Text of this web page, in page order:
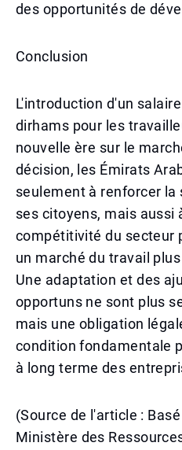
des opportunités de
Conclusion
L'introduction d'un
dirhams pour les
nouvelle ère sur le
décision, les Émirats
seulement à renforcer
ses citoyens, mais aussi
compétitivité du secteur
un marché du travail
Une adaptation et des
opportuns ne sont plus
mais une obligation
condition fondamentale
à long terme des
(Source de l'article :
Ministère des